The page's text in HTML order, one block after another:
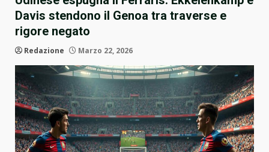
Davis stendono il Genoa tra traverse e
rigore negato
Redazione Marzo 22, 2026